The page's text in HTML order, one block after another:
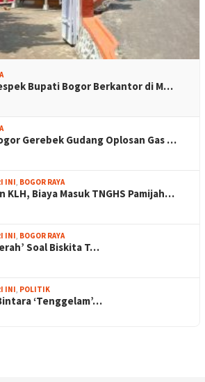
Bupati Bogor Berkantor di M…
Gerebek Gudang Oplosan Gas …
INI, BOGOR RAYA
KLH, Biaya Masuk TNGHS Pamijah…
INI, BOGOR RAYA
Soal Biskita T…
INI, POLITIK
‘Tenggelam’…